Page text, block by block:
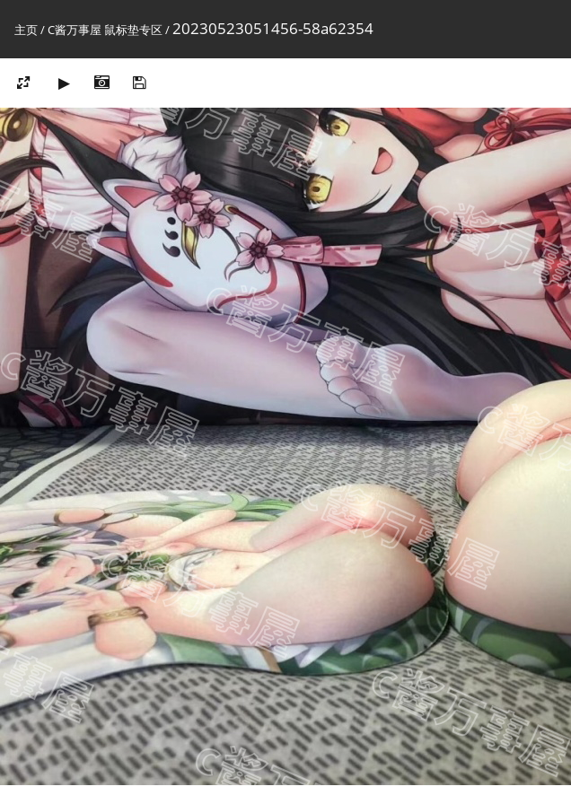
主页/C酱万事屋 鼠标垫专区/20230523051456-58a62354